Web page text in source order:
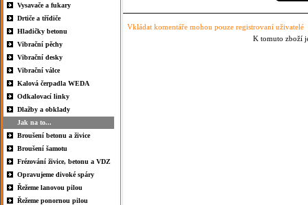
Vysavače a fukary
Drtiče a třídiče
Hladičky betonu
Vibrační pěchy
Vibrační desky
Vibrační válce
Kalová čerpadla WEDA
Odkalovací linky
Dlažby a obklady
Jak na to...
Broušení betonu a živice
Broušení šamotu
Frézování živice, betonu a VDZ
Opravujeme divoké spáry
Řežeme lanovou pilou
Řežeme ponornou pilou
Vkládat komentáře mohou pouze registrovaní uživatelé
K tomuto zboží